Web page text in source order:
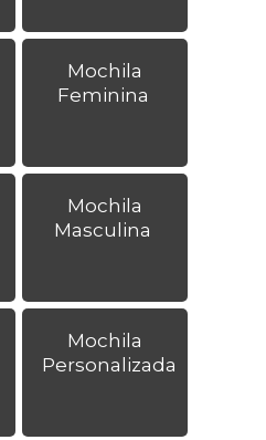
Mochila
Feminina
Mochila
Masculina
Mochila
Personalizada